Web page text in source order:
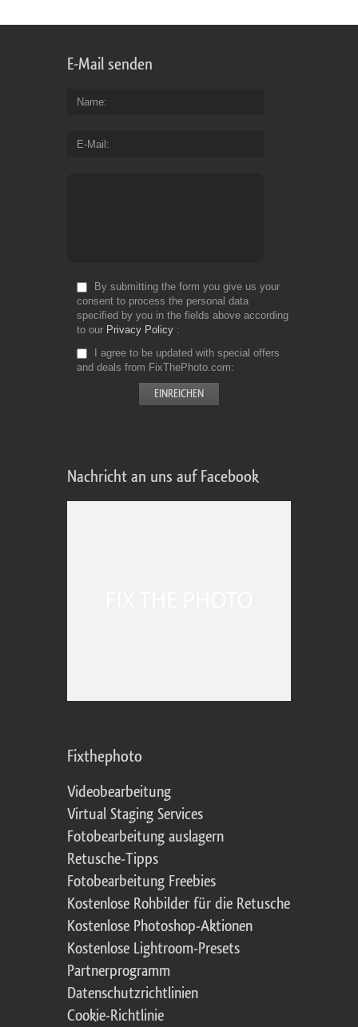
E-Mail senden
Name
E-Mail
By submitting the form you give us your
consent to process the personal data
specified by you in the fields above according
to our Privacy Policy
I agree to be updated with special offers
and deals from FixThePhoto.com
Nachricht an uns auf Facebook
Fixthephoto
Videobearbeitung
Virtual Staging Services
Fotobearbeitung auslagern
Retusche-Tipps
Fotobearbeitung Freebies
Kostenlose Rohbilder für die Retusche
Kostenlose Photoshop-Aktionen
Kostenlose Lightroom-Presets
Partnerprogramm
Datenschutzrichtlinien
Cookie-Richtlinie